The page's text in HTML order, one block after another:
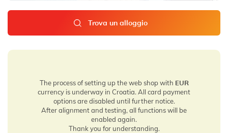
Trova un alloggio
The process of setting up the web shop with EUR
currency is underway in Croatia. All card payment
options are disabled until further notice.
After alignment and testing, all functions will be
enabled again.
Thank you for understanding.